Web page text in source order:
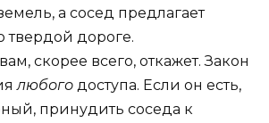
а сосед предлагает
твердой дороге.
скорее всего, откажет. Закон
любого доступа. Если он есть,
принудить соседа к